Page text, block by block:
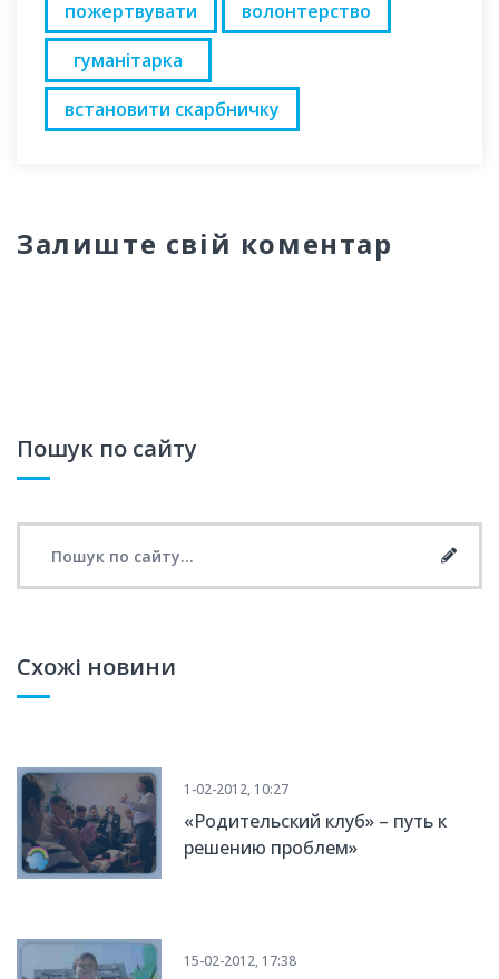
пожертвувати
волонтерство
гуманітарка
встановити скарбничку
Залиште свій коментар
Пошук по сайту
Схожі новини
1-02-2012, 10:27
«Родительский клуб» – путь к
решению проблем»
15-02-2012, 17:38